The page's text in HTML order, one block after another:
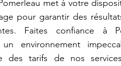
met à votre
pour garantir des
Faites confiance à
un environnement
des tarifs de nos